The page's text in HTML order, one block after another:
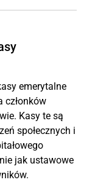
emerytalne
członków
Kasy te są
społecznych i
jak ustawowe